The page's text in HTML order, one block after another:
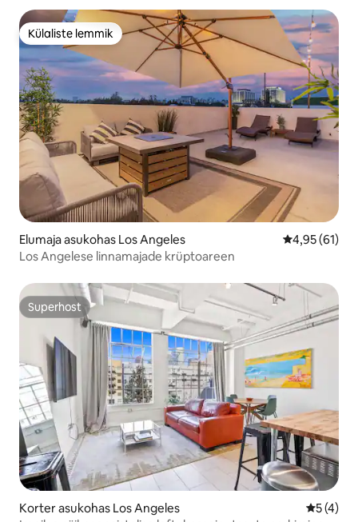
Külaliste lemmik
Külaliste lemmik
Elumaja asukohas Los Angeles Keskmine
4,95 (61)
Los Angelese linnamajade krüptoareen
Superhost
Superhost
Korter asukohas Los Angeles
5 (4)